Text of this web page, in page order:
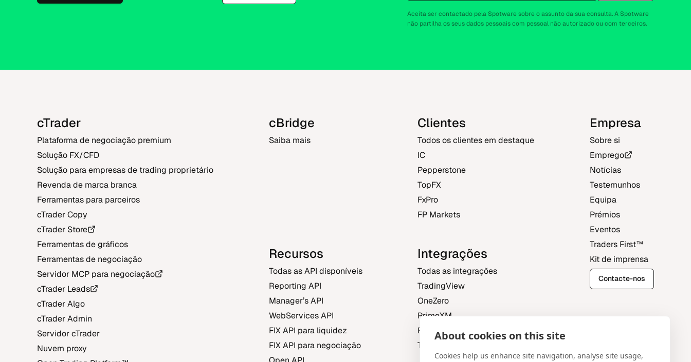
About cookies on this site
Cookies help us enhance site navigation, analyse site usage,
Aceita ser contactado pela Spotware sobre o assunto da sua consulta. A Spotware
não partilha os seus dados pessoais com pessoal não autorizado ou com terceiros.
cTrader
Plataforma de negociação premium
Solução FX/CFD
Solução para empresas de trading proprietário
Revenda de marca branca
Ferramentas para parceiros
cTrader Copy
cTrader Store
Ferramentas de gráficos
Ferramentas de negociação
Servidor MCP para negociação
cTrader Leads
cTrader Algo
cTrader Admin
Servidor cTrader
Nuvem proxy
cBridge
Saiba mais
Recursos
Todas as API disponíveis
Reporting API
Manager’s API
WebServices API
FIX API para liquidez
FIX API para negociação
Clientes
Todos os clientes em destaque
IC
Pepperstone
TopFX
FxPro
FP Markets
Integrações
Todas as integrações
TradingView
OneZero
PrimeXM
FXBO
Trading Central
Empresa
Sobre si
Emprego
Notícias
Testemunhos
Equipa
Prémios
Eventos
Traders First‎™‎
Kit de imprensa
Contacte-nos